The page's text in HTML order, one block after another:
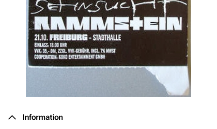
Information